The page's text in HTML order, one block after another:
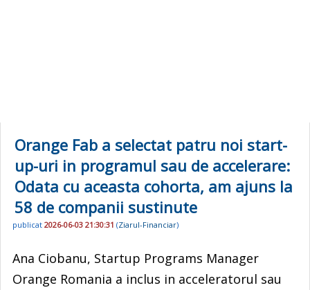
Orange Fab a selectat patru noi start-
up-uri in programul sau de accelerare:
Odata cu aceasta cohorta, am ajuns la
58 de companii sustinute
publicat 2026-06-03 21:30:31 (Ziarul-Financiar)
Ana Ciobanu, Startup Programs Manager
Orange Romania a inclus in acceleratorul sau